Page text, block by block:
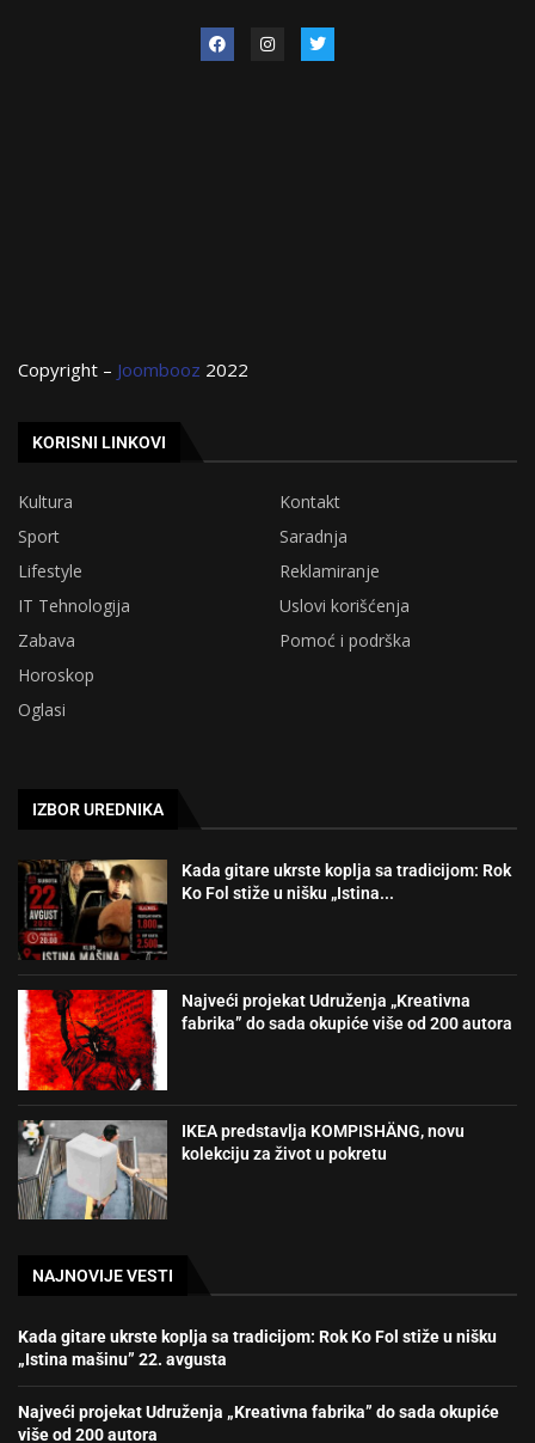
Copyright – Joombooz 2022
KORISNI LINKOVI
Kultura
Kontakt
Sport
Saradnja
Lifestyle
Reklamiranje
IT Tehnologija
Uslovi korišćenja
Zabava
Pomoć i podrška
Horoskop
Oglasi
IZBOR UREDNIKA
Kada gitare ukrste koplja sa tradicijom: Rok
Ko Fol stiže u nišku „Istina...
Najveći projekat Udruženja „Kreativna
fabrika” do sada okupiće više od 200 autora
IKEA predstavlja KOMPISHÄNG, novu
kolekciju za život u pokretu
NAJNOVIJE VESTI
Kada gitare ukrste koplja sa tradicijom: Rok Ko Fol stiže u nišku
„Istina mašinu” 22. avgusta
Najveći projekat Udruženja „Kreativna fabrika” do sada okupiće
više od 200 autora